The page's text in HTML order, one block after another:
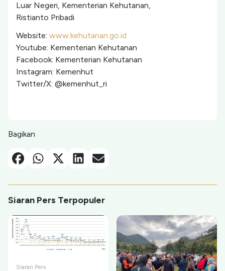
Luar Negeri, Kementerian Kehutanan,
Ristianto Pribadi
Website: www.kehutanan.go.id
Youtube: Kementerian Kehutanan
Facebook: Kementerian Kehutanan
Instagram: Kemenhut
Twitter/X: @kemenhut_ri
Bagikan
FacebookWhatsappX-TwitterLinkedin
Email
Siaran Pers Terpopuler
Siaran Pers